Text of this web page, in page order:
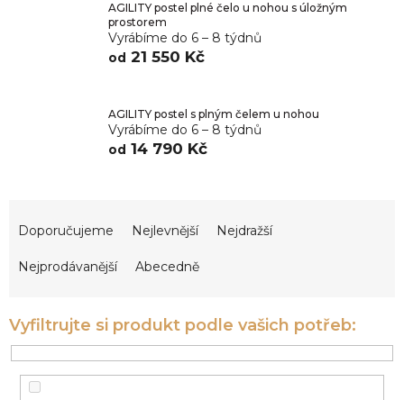
AGILITY postel plné čelo u nohou s úložným
prostorem
Vyrábíme do 6 – 8 týdnů
od 21 550 Kč
AGILITY postel s plným čelem u nohou
Vyrábíme do 6 – 8 týdnů
od 14 790 Kč
p
r
o
Doporučujeme Nejlevnější Nejdražší
Nejprodávanější Abecedně